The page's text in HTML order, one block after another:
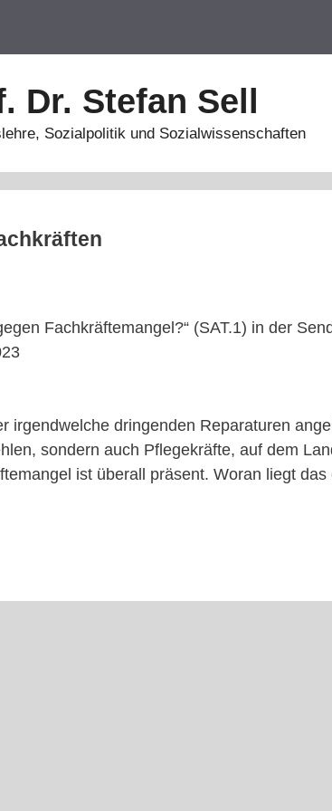
Dr. Stefan Sell
Sozialpolitik und Sozialwissenschaften
Fachkräftemangel?“ (SAT.1) in der
irgendwelche dringenden Reparaturen
sondern auch Pflegekräfte, auf dem
ist überall präsent. Woran liegt das